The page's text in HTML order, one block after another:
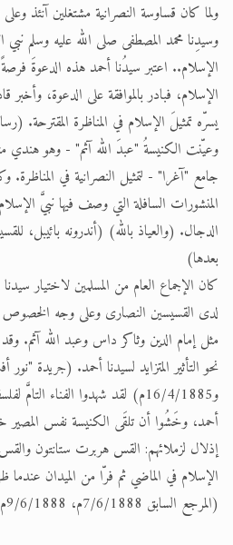
ولما كان قساوسة النصرانية مشتغلين آنئذ
وسيدِنا محمد المصطفى صلى الله عليه وسلم نبي
الإسلام.. اعتبر سيدُنا أحمد هذه الدعوةَ
الإسلام، فبادر بالموافقة على الدعوة، وأخبر
وعيّنت الكنيسةُ "عبدَ الله آثم" - وهو
جامع "آغرا" - لتمثيل النصرانية في
المنشورات السافلة التي وصف فيها نبيَّ
بعدها)
كان الإجماع العام من المسلمين لاختيار
لدى القسيسين النصارى وعلى وجه الخصوص
مثل إمام الدين وثاكر داس وعبد الله آثم.
و16/4/1885م) لقد شهدوا الفناء
أحمد، وخَشُوا أن تلقَى الكنيسة نفس المصير
إذلال لزملائهم: القس هربرت ستانتون
الإسلام في الماضي ثم فرّا من الميدان عندما
(المرجع السابق 7/6/1888م، 9/6/1888م) .